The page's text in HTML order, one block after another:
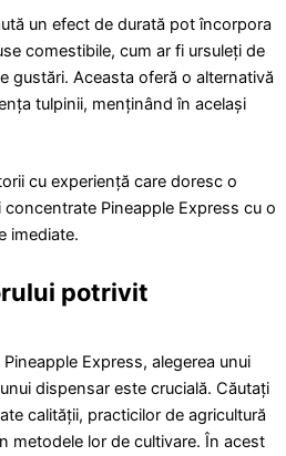
un efect de durată pot încorpora
comestibile, cum ar fi ursuleți de
gustări. Aceasta oferă o alternativă
tulpinii, menținând în același
cu experiență care doresc o
Pineapple Express cu o
imediate.
potrivit
Express, alegerea unui
dispensar este crucială. Căutați
calității, practicilor de agricultură
metodele lor de cultivare. În acest